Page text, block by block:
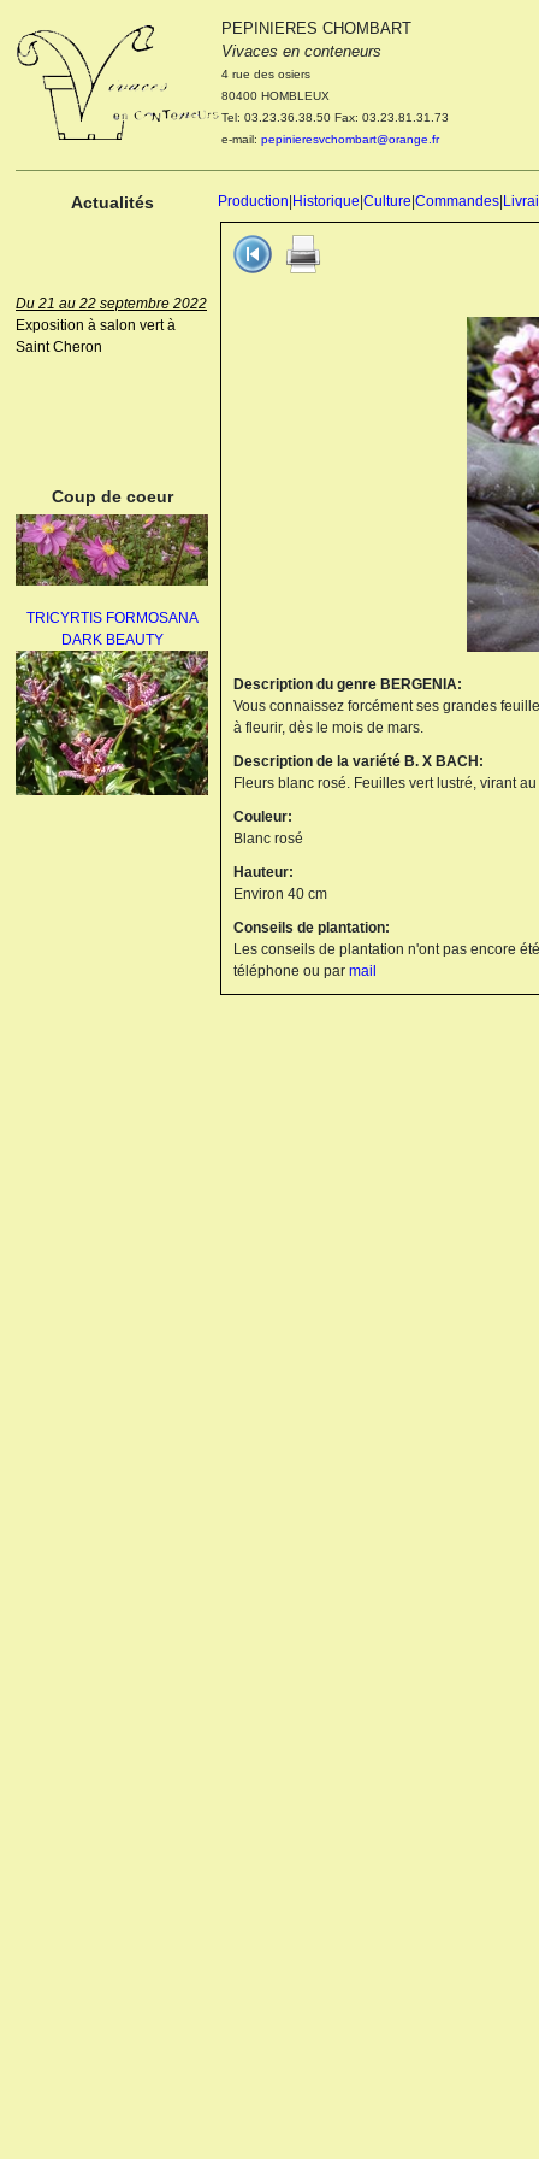
PEPINIERES CHOMBART
Vivaces en conteneurs
4 rue des osiers
80400 HOMBLEUX
Tel: 03.23.36.38.50 Fax: 03.23.81.31.73
e-mail: pepinieresvchombart@orange.fr
Actualités Production Historique Culture Commandes
Le 04 et 05 octobre 2022
Portes ouvertes de la
pépinière : Visite des
cultures, découverte des
nouveautés. Le rendez-vous
des passionnés Le mardi 04
Du 21 au 22 septembre 2022
Exposition à salon vert à
Saint Cheron
Coup de coeur
TRICYRTIS FORMOSANA
DARK BEAUTY
Description du genre BERGENIA:
Vous connaissez forcément ses grandes
à fleurir, dès le mois de mars.
Description de la variété B. X BACH:
Fleurs blanc rosé. Feuilles vert lustré, virant
Couleur:
Blanc rosé
Hauteur:
Environ 40 cm
Conseils de plantation:
Les conseils de plantation n'ont pas encore
téléphone ou par mail